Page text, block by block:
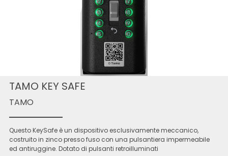
TAMO KEY SAFE
TAMO
Questo KeySafe è un dispositivo esclusivamente meccanico,
costruito in zinco presso fuso con una pulsantiera impermeabile
ed antiruggine. Dotato di pulsanti retroilluminati